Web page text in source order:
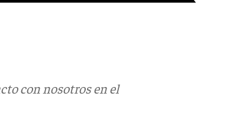
con nosotros en el